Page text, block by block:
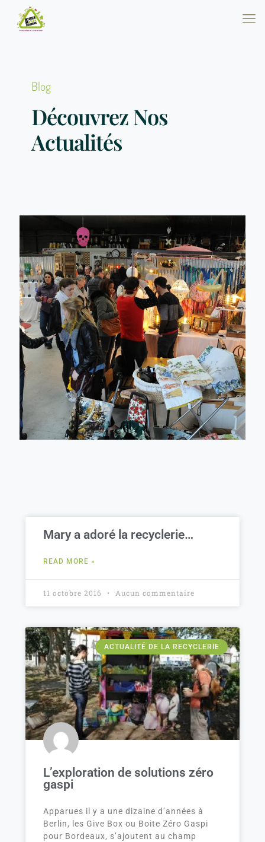
Blog
Découvrez Nos
Actualités
Mary a adoré la recyclerie…
READ MORE »
11 octobre 2016 Aucun commentaire
ACTUALITÉ DE LA RECYCLERIE
L’exploration de solutions zéro
gaspi
Apparues il y a une dizaine d’années à
Berlin, les Give Box ou Boite Zéro Gaspi
pour Bordeaux, s’ajoutent au champ